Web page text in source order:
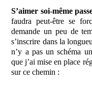
S’aimer soi-même
faudra peut-être se
demande un peu de
s’inscrire dans la
n’y a pas un schéma
que j’ai mise en place
sur ce chemin :